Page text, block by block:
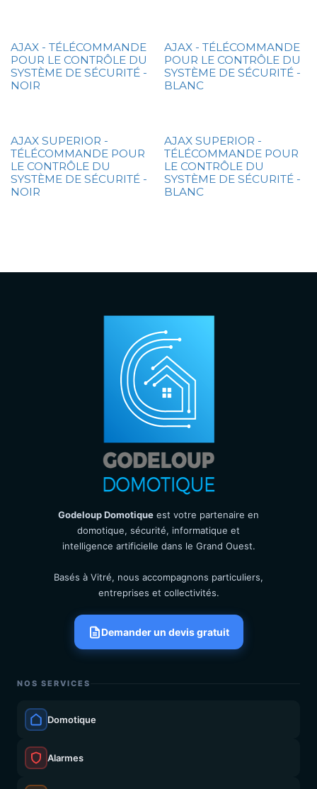
AJAX - TÉLÉCOMMANDE
POUR LE CONTRÔLE DU
SYSTÈME DE SÉCURITÉ -
NOIR
AJAX - TÉLÉCOMMANDE
POUR LE CONTRÔLE DU
SYSTÈME DE SÉCURITÉ -
BLANC
AJAX SUPERIOR -
TÉLÉCOMMANDE POUR
LE CONTRÔLE DU
SYSTÈME DE SÉCURITÉ -
NOIR
AJAX SUPERIOR -
TÉLÉCOMMANDE POUR
LE CONTRÔLE DU
SYSTÈME DE SÉCURITÉ -
BLANC
Godeloup Domotique est votre partenaire en
domotique, sécurité, informatique et
intelligence artificielle dans le Grand Ouest.
Basés à Vitré, nous accompagnons particuliers,
entreprises et collectivités.
Demander un devis gratuit
NOS SERVICES
Domotique
Alarmes